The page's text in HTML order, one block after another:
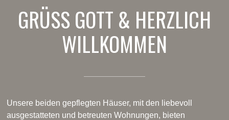
GRÜSS GOTT & HERZLICH W
ILLKOMMEN
Unsere beiden gepflegten Häuser, mit den liebevoll
ausgestatteten und betreuten Wohnungen, bieten